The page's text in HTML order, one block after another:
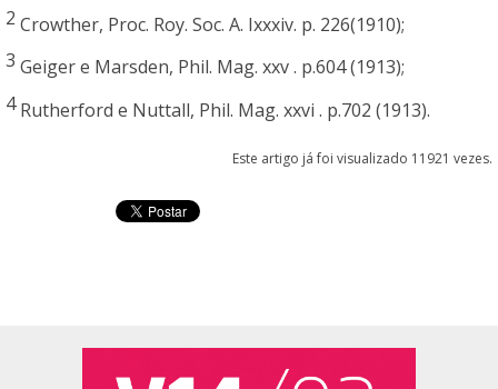
2 Crowther, Proc. Roy. Soc. A. Ixxxiv. p. 226(1910);
3 Geiger e Marsden, Phil. Mag. xxv . p.604 (1913);
4Rutherford e Nuttall, Phil. Mag. xxvi . p.702 (1913).
Este artigo já foi visualizado 11921 vezes.